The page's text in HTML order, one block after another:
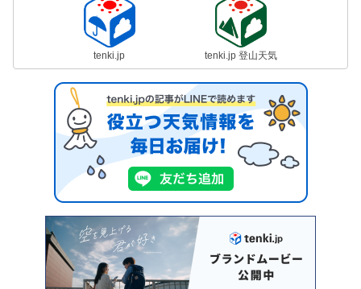
tenki.jp tenki.jp 登山天気